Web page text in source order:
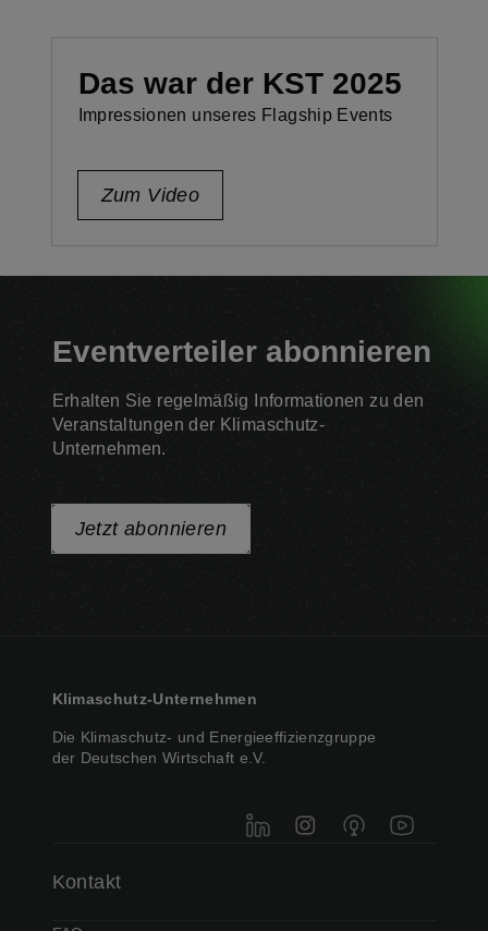
Das war der KST 2025
Impressionen unseres Flagship Events
Zum Video
Eventverteiler abonnieren
Erhalten Sie regelmäßig Informationen zu den
Veranstaltungen der Klimaschutz-
Unternehmen.
Jetzt abonnieren
Klimaschutz-Unternehmen
Die Klimaschutz- und Energieeffizienzgruppe
der Deutschen Wirtschaft e.V.
YouTube
Podigee
Instagram
LinkedIn
Kontakt